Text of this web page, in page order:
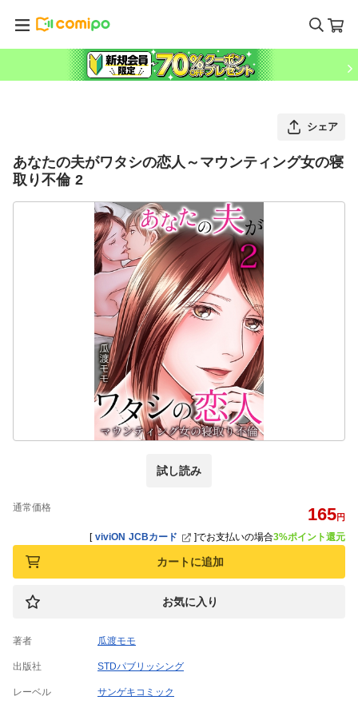
シェア
あなたの夫がワタシの恋人～マウンティング女の寝
取り不倫 2
試し読み
通常価格 165円
[ viviON JCBカード ]でお支払いの場合3%ポイント還元
カートに追加
お気に入り
著者 瓜渡モモ
出版社 STDパブリッシング
レーベル サンゲキコミック